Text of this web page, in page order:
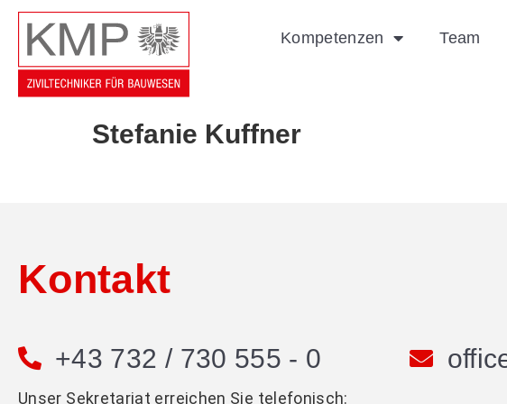
Kompetenzen Team
Stefanie Kuffner
Kontakt
+43 732 / 730 555 - 0
Unser Sekretariat erreichen Sie telefonisch: